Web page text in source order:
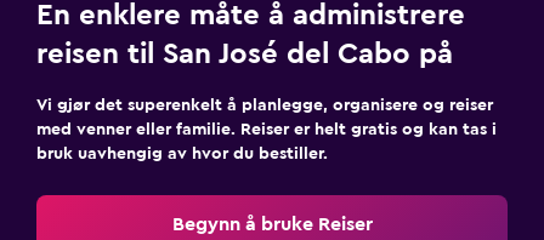
En enklere måte å administrere
reisen til San José del Cabo på
Vi gjør det superenkelt å planlegge, organisere og reiser
med venner eller familie. Reiser er helt gratis og kan tas i
bruk uavhengig av hvor du bestiller.
Begynn å bruke Reiser